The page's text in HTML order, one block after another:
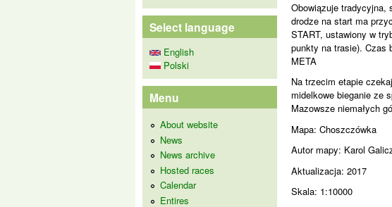
Obowiązuje tradycyjna,
drodze na start ma
START, ustawiony w
punkty na trasie). Czas
META
Na trzecim etapie
midelkowe bieganie ze
Mazowsze niemałych
Mapa: Choszczówka
Autor mapy: Karol
Aktualizacja: 2017
Skala: 1:10000
Select language
English
Polski
Menu
About website
News
News archive
Hosted races
Calendar
Entires